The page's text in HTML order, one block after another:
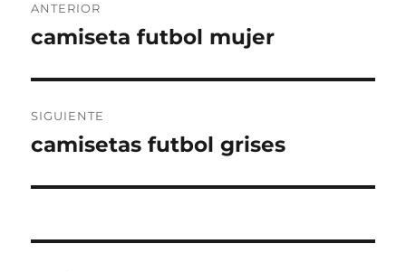
de
ANTERIOR
Entrada
camiseta futbol mujer
SIGUIENTE
Entrada
camisetas futbol grises